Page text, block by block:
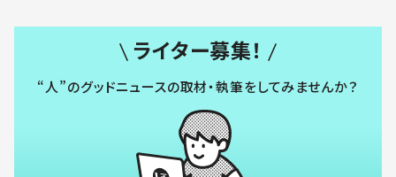
ライター募集！
“人”のグッドニュースの取材・執筆をしてみませんか？